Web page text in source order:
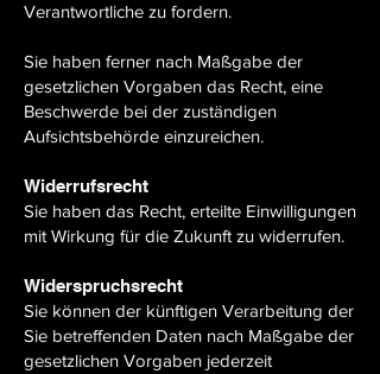
Verantwortliche zu fordern.
Sie haben ferner nach Maßgabe der
gesetzlichen Vorgaben das Recht, eine
Beschwerde bei der zuständigen
Aufsichtsbehörde einzureichen.
Widerrufsrecht
Sie haben das Recht, erteilte Einwilligungen
mit Wirkung für die Zukunft zu widerrufen.
Widerspruchsrecht
Sie können der künftigen Verarbeitung der
Sie betreffenden Daten nach Maßgabe der
gesetzlichen Vorgaben jederzeit